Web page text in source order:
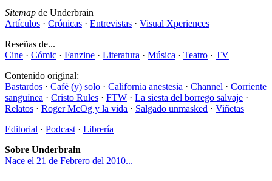
Sitemap de Underbrain
Artículos · Crónicas · Entrevistas · Visual Xperiences
Reseñas de...
Cine · Cómic · Fanzine · Literatura · Música · Teatro · TV
Contenido original:
Bastardos · Café (y) solo · California anestesia · Channel · Corriente
sanguínea · Cristo Rules · FTW · La siesta del borrego salvaje ·
Relatos · Roger McOg y la vida · Salgado unmasked · Viñetas
Editorial · Podcast · Librería
Sobre Underbrain
Nace el 21 de Febrero del 2010...